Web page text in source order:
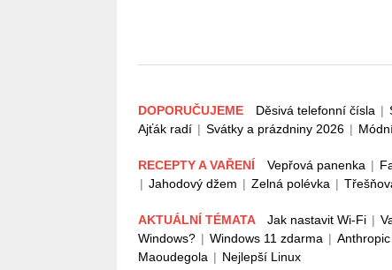
DOPORUČUJEME Děsivá telefonní čísla |
Ajťák radí | Svátky a prázdniny 2026 |
RECEPTY A VAŘENÍ Vepřová panenka |
| Jahodový džem | Zelná polévka |
AKTUÁLNÍ TÉMATA Jak nastavit Wi-Fi |
Windows? | Windows 11 zdarma |
Maoudegola | Nejlepší Linux